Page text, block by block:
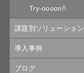
Try-oooon!!
課題別ソリューション
導入事例
ブログ